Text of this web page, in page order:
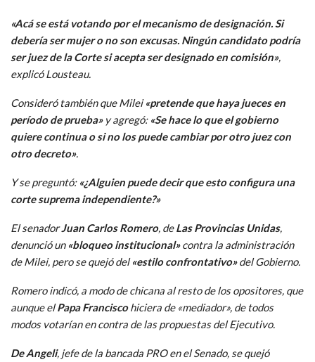
«Acá se está votando por el mecanismo de designación. Si
debería ser mujer o no son excusas. Ningún candidato podría
ser juez de la Corte si acepta ser designado en comisión»,
explicó Lousteau.
Consideró también que Milei«pretende que haya jueces en
período de prueba»y agregó: «Se hace lo que el gobierno
quiere continua o si no los puede cambiar por otro juez con
otro decreto».
Y se preguntó: «¿Alguien puede decir que esto configura una
corte suprema independiente?»
El senadorJuan Carlos Romero, deLas Provincias Unidas,
denunció un «bloqueo institucional»contra la administración
de Milei, pero se quejó del«estilo confrontativo»del Gobierno.
Romero indicó, a modo de chicana al resto de los opositores, que
aunque elPapa Franciscohiciera de «mediador», de todos
modos votarían en contra de las propuestas del Ejecutivo.
De Angeli, jefe de la bancada PRO en el Senado, se quejó